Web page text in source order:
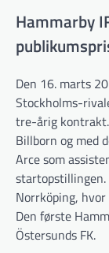
Hammarby
Den 16. marts
Stockholms-
tre-årig
Billborn og med
Arce som
startopstillingen.
Norrköping,
Den første
Östersunds FK.